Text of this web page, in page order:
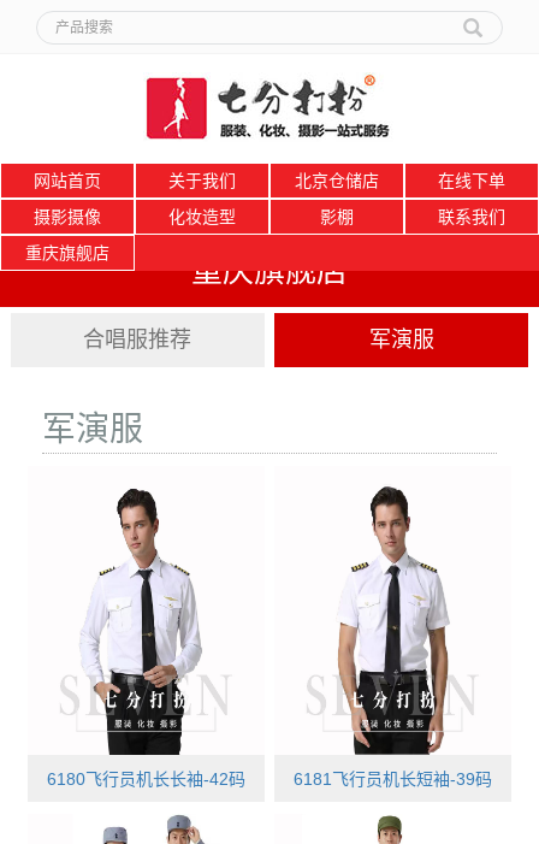
网站首页 关于我们 北京仓储店
在线下单
摄影摄像
化妆造型 影棚
联系我们
重庆旗舰店
重庆旗舰店
合唱服推荐 军演服
军演服
6180飞行员机长长袖-42码 6181飞行员机长短袖-39码